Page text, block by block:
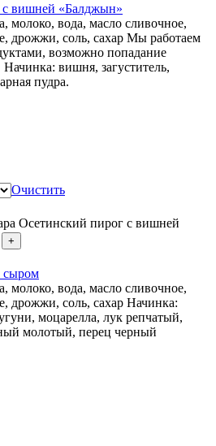
вишней «Балджын»
молоко, вода, масло сливочное,
дрожжи, соль, сахар Мы работаем
возможно попадание
вишня, загуститель,
пудра.
Очистить
Осетинский пирог с вишней
+
сыром
молоко, вода, масло сливочное,
дрожжи, соль, сахар Начинка:
моцарелла, лук репчатый,
молотый, перец черный